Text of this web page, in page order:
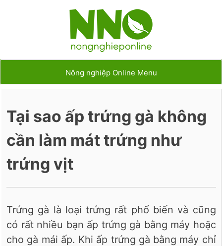
Nông nghiệp Online Menu
Tại sao ấp trứng gà không
cần làm mát trứng như
trứng vịt
Trứng gà là loại trứng rất phổ biến và cũng
có rất nhiều bạn ấp trứng gà bằng máy hoặc
cho gà mái ấp. Khi ấp trứng gà bằng máy chỉ